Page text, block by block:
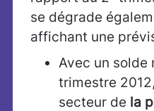
se dégrade
affichant une
Avec un solde
trimestre
secteur de la